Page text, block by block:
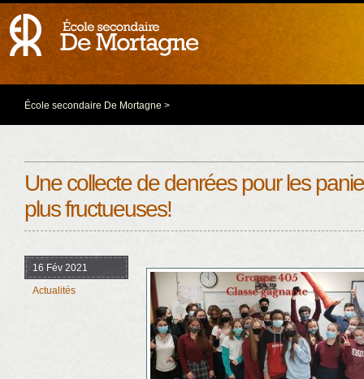
École secondaire De Mortagne >
Une collecte de denrées pour les
plus fructueuses!
16 Fév 2021
Actualités